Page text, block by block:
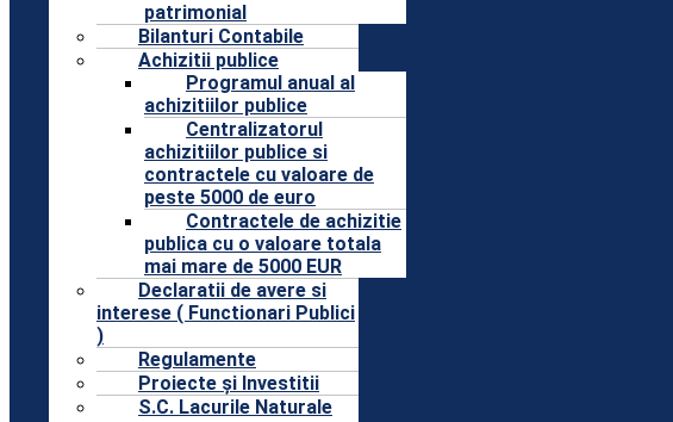
patrimonial
Bilanturi Contabile
Achizitii publice
Programul anual al
achizitiilor publice
Centralizatorul
achizitiilor publice si
contractele cu valoare de
peste 5000 de euro
Contractele de achizitie
publica cu o valoare totala
mai mare de 5000 EUR
Declaratii de avere si
interese ( Functionari Publici
)
Regulamente
Proiecte și Investitii
S.C. Lacurile Naturale